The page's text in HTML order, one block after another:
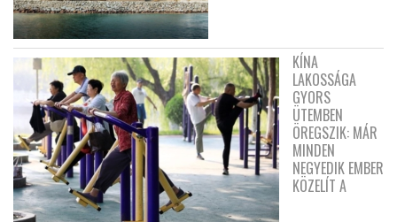
KÍNA
LAKOSSÁGA
GYORS
ÜTEMBEN
ÖREGSZIK: MÁR
MINDEN
NEGYEDIK EMBER
KÖZELÍT A